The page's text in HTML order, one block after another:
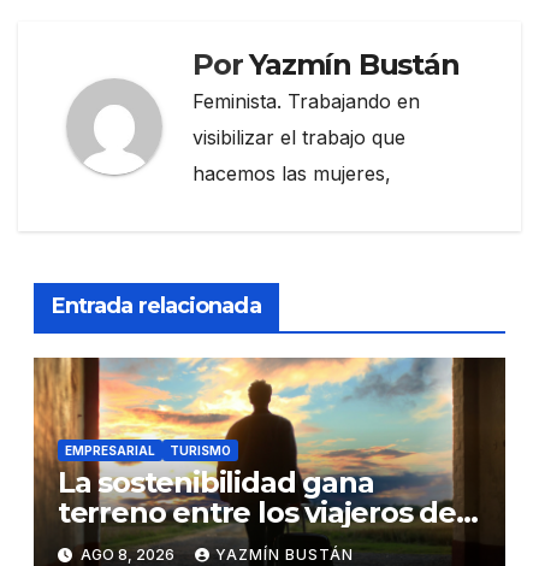
PorYazmín Bustán
Feminista. Trabajando en
visibilizar el trabajo que
hacemos las mujeres,
Entrada relacionada
EMPRESARIAL TURISMO
La sostenibilidad gana
terreno entre los viajeros de
negocios
AGO 8, 2026 YAZMÍN BUSTÁN